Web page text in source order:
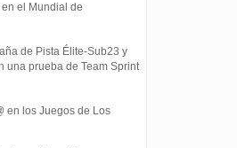
el Mundial de
de Pista Élite-Sub23 y
una prueba de Team Sprint
en los Juegos de Los